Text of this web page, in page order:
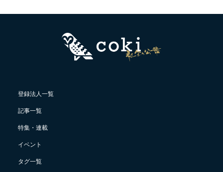
登録法人一覧
記事一覧
特集・連載
イベント
タグ一覧